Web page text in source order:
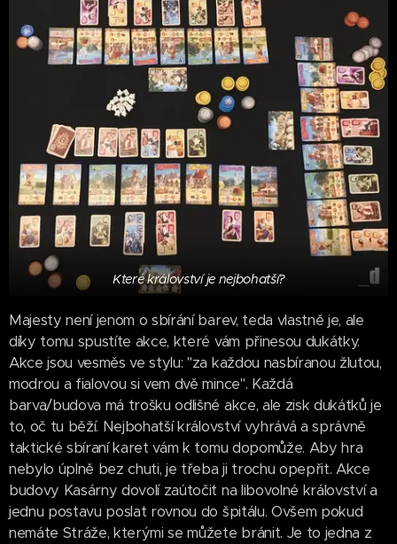
Které království je nejbohatší?
Majesty není jenom o sbírání barev, teda vlastně je, ale
díky tomu spustíte akce, které vám přinesou dukátky.
Akce jsou vesměs ve stylu: "za každou nasbíranou žlutou,
modrou a fialovou si vem dvě mince". Každá
barva/budova má trošku odlišné akce, ale zisk dukátků je
to, oč tu běží. Nejbohatší království vyhrává a správně
taktické sbíraní karet vám k tomu dopomůže. Aby hra
nebylo úplně bez chuti, je třeba ji trochu opepřit. Akce
budovy Kasárny dovolí zaútočit na libovolné království a
jednu postavu poslat rovnou do špitálu. Ovšem pokud
nemáte Stráže, kterými se můžete bránit. Je to jedna z